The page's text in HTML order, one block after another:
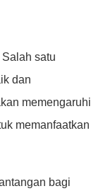
satu
dan
memengaruhi
memanfaatkan
bagi